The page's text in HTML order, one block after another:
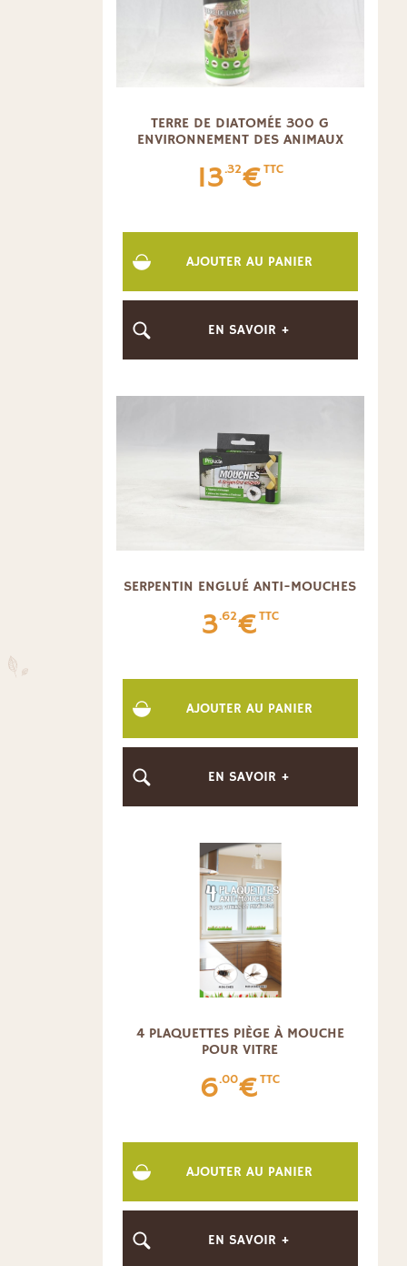
TERRE DE DIATOMÉE 300 G
ENVIRONNEMENT DES ANIMAUX
13.32€TTC
AJOUTER AU PANIER
EN SAVOIR +
SERPENTIN ENGLUÉ ANTI-MOUCHES
3.62€TTC
AJOUTER AU PANIER
EN SAVOIR +
4 PLAQUETTES PIÈGE À MOUCHE
POUR VITRE
6.00€TTC
AJOUTER AU PANIER
EN SAVOIR +